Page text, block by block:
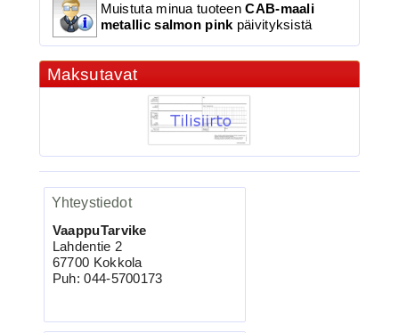
BKK 6062-1X Black Nickel
Kolmihaarakoukku N.6
BKK 6062-1X Black Ni...
Muistuta minua tuoteenCAB-maali
metallic salmon pink päivityksistä
Maksutavat
Yhteystiedot
VaappuTarvike
Lahdentie 2
67700 Kokkola
Puh: 044-5700173